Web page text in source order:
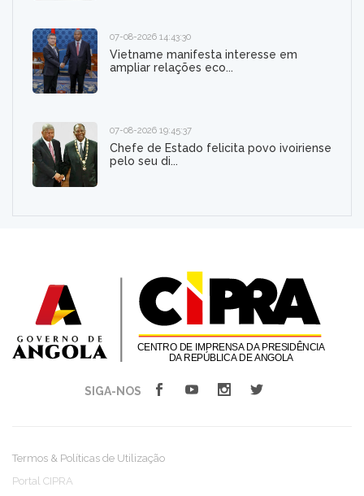
07-08-2026 14:43:30
Vietname manifesta interesse em
ampliar relações eco...
07-08-2026 19:45:37
Chefe de Estado felicita povo ivoiriense
pelo seu di...
SIGA-NOS
Termos & Políticas de Utilização
Portal CIPRA